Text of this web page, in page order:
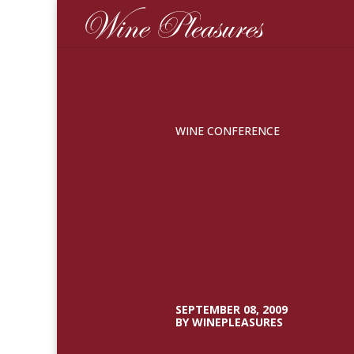
WINE CONFERENCE
SEPTEMBER 08, 2009
BY WINEPLEASURES